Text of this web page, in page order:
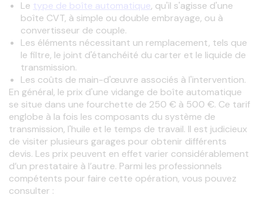
Le type de boîte automatique, qu'il s'agisse d'une
boîte CVT, à simple ou double embrayage, ou à
convertisseur de couple.
Les éléments nécessitant un remplacement, tels que
le filtre, le joint d'étanchéité du carter et le liquide de
transmission.
Les coûts de main-d'œuvre associés à l'intervention.
En général, le prix d'une vidange de boîte automatique
se situe dans une fourchette de 250 € à 500 €. Ce tarif
englobe à la fois les composants du système de
transmission, l'huile et le temps de travail. Il est judicieux
de visiter plusieurs garages pour obtenir différents
devis. Les prix peuvent en effet varier considérablement
d’un prestataire à l’autre. Parmi les professionnels
compétents pour faire cette opération, vous pouvez